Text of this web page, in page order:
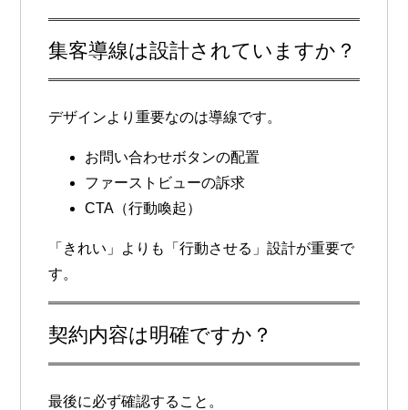
集客導線は設計されていますか？
デザインより重要なのは導線です。
お問い合わせボタンの配置
ファーストビューの訴求
CTA（行動喚起）
「きれい」よりも「行動させる」設計が重要で
す。
契約内容は明確ですか？
最後に必ず確認すること。